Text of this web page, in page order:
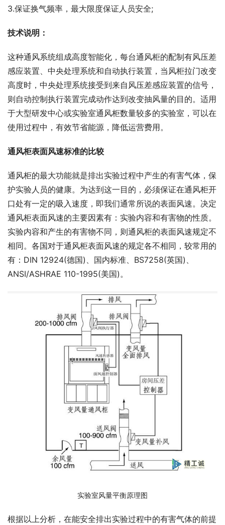
3.保证换气频率，最大限度保证人员安全;
技术说明：
这种通风系统组成高度智能化，每台通风柜的配制有风压差
感应装置、中央处理系统和自动执行装置，当风柜拉门改变
高度时，中央处理系统接受到来自风压差感应装置的信号，
则自动控制执行装置完成动作达到改变抽风量的目的。适用
于大型研发中心或实验室通风柜数量较多的实验室，可以在
使用过程中，有效节省能源，降低运营费用。
通风柜表面风速标准的比较
通风柜的最大功能就是排出实验过程中产生的有害气体，保
护实验人员的健康。为达到这一目的，必须保证在通风柜开
口处有一定的吸入速度，即我们通常所说的表面风速。决定
通风柜表面风速的主要因素有：实验内容和有害物的性质。
实验内容和产生的有害物不同，则通风柜的表面风速规定不
相同。各国对于通风柜表面风速的规定各不相同，较常用的
有：DIN 12924(德国)、国内标准、BS7258(英国)、
ANSI/ASHRAE 110-1995(美国)。
实验室风量平衡原理图
根据以上分析，在能安全排出实验过程中的有害气体的前提